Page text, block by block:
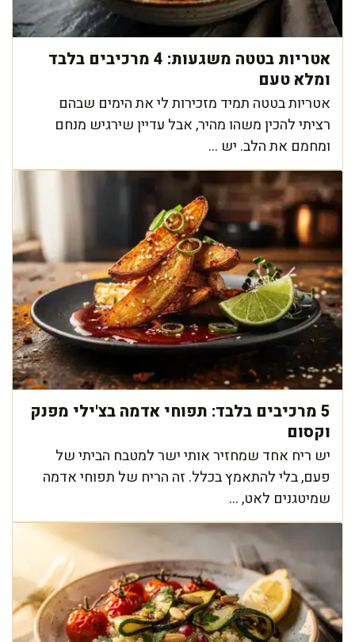
אטריות בטטה משגעות: 4 מרכיבים בלבד
ומלא טעם
אטריות בטטה תמיד מזכירות לי את הימים שבהם
רציתי להכין משהו מהיר, אבל עדיין שירגיש מנחם
ומחמם את הלב. יש ...
5 מרכיבים בלבד: תפוחי אדמה בצ'ילי מפנק
וקסום
יש ריח אחד שמחזיר אותי ישר למטבח הביתי של
פעם, בלי להתאמץ בכלל. זה הריח של תפוחי אדמה
שמיטגנים לאט, ...